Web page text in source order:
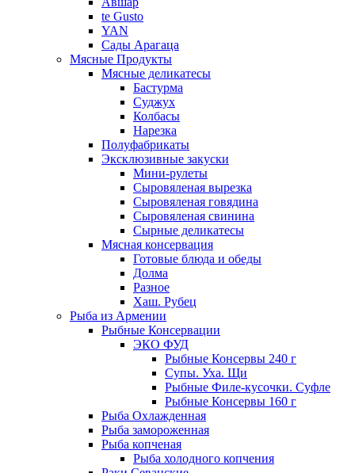
te Gusto
YAN
Сады Арагаца
Мясные Продукты
Мясные деликатесы
Бастурма
Суджух
Колбасы
Нарезка
Полуфабрикаты
Эксклюзивные закуски
Мини-рулеты
Сыровяленая вырезка
Сыровяленая говядина
Сыровяленая свинина
Сырные деликатесы
Мясная консервация
Готовые блюда и обеды
Долма
Разное
Хаш. Рубец
Рыба из Армении
Рыбные Консервации
ЭКО ФУД
Рыбные Консервы 240 г
Супы. Уха. Щи
Рыбные Филе-кусочки. Суфле
Рыбные Консервы 160 г
Рыба Охлажденная
Рыба замороженная
Рыба копченая
Рыба холодного копчения